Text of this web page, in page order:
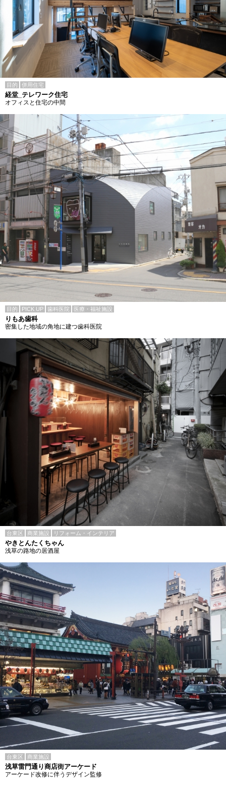
目的 併用住宅
経堂_テレワーク住宅
オフィスと住宅の中間
目的 PICK UP 歯科医院 医療・福祉施設
りもあ歯科
密集した地域の角地に建つ歯科医院
台東区 商業施設 リフォーム・インテリア
やきとんたくちゃん
浅草の路地の居酒屋
台東区 商業施設
浅草雷門通り商店街アーケード
アーケード改修に伴うデザイン監修